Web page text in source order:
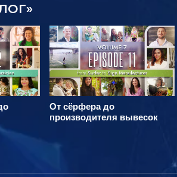
От сёрфера до
производителя вывесок